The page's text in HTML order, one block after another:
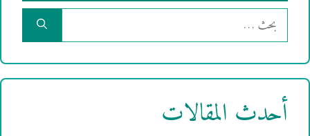
البحث
عن:
أحدث المقالات